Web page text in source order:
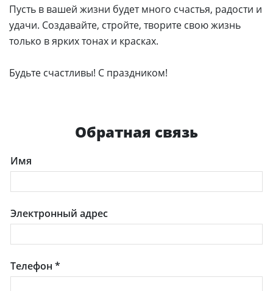
Пусть в вашей жизни будет много счастья, радости и
удачи. Создавайте, стройте, творите свою жизнь
только в ярких тонах и красках.
Будьте счастливы! С праздником!
Обратная связь
Имя
Электронный адрес
Телефон*